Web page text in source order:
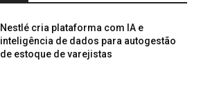
Nestlé cria plataforma com IA e
inteligência de dados para autogestão
de estoque de varejistas